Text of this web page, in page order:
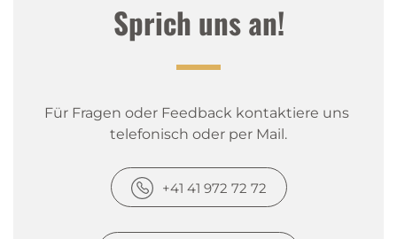
Sprich uns an!
Für Fragen oder Feedback kontaktiere uns
telefonisch oder per Mail.
+41 41 972 72 72